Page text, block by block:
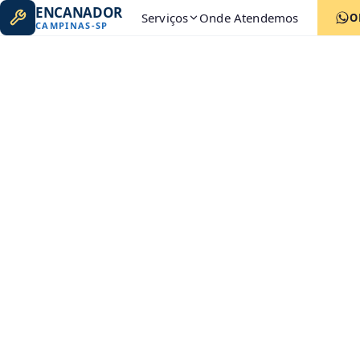
ENCANADOR
CAMPINAS-SP Serviços Onde Atendemos